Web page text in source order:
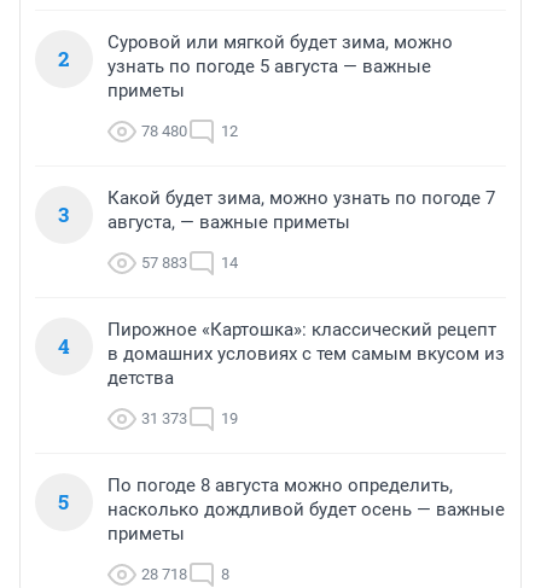
2
Суровой или мягкой будет зима, можно
узнать по погоде 5 августа — важные
приметы
78 480 12
3
Какой будет зима, можно узнать по погоде 7
августа, — важные приметы
57 883 14
4
Пирожное «Картошка»: классический рецепт
в домашних условиях с тем самым вкусом из
детства
31 373 19
5
По погоде 8 августа можно определить,
насколько дождливой будет осень — важные
приметы
28 718 8